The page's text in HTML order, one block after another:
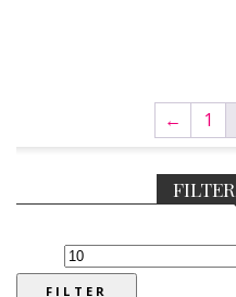
← 1
Min.
prijs
FILTER